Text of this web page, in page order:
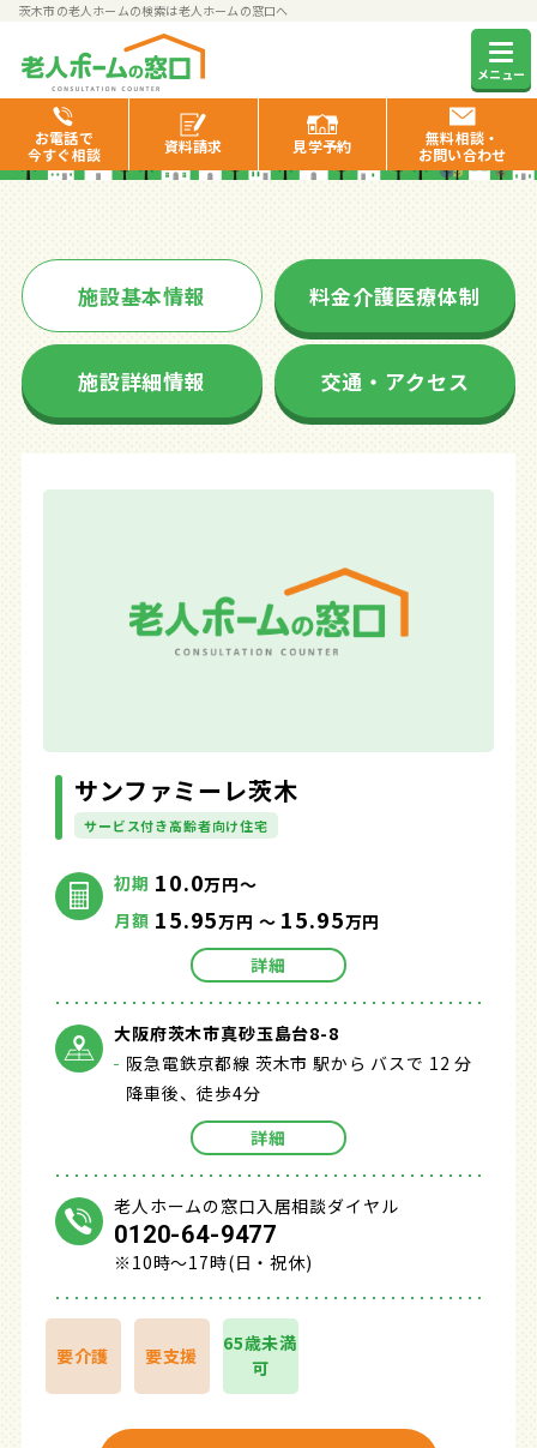
茨木市の老人ホームの検索は老人ホームの窓口へ
メニュー
お電話で
今すぐ相談
資料請求 見学予約
無料相談・
お問い合わせ
サンファミーレ茨木
施設基本情報 料金介護医療体制
施設詳細情報 交通・アクセス
サンファミーレ茨木
サービス付き高齢者向け住宅
初期 10.0万円～
月額 15.95万円 ～ 15.95万円
詳細
大阪府茨木市真砂玉島台8-8
阪急電鉄京都線 茨木市 駅から バスで 12 分
降車後、徒歩4分
詳細
老人ホームの窓口入居相談ダイヤル
0120-64-9477
※10時～17時(日・祝休)
要介護 要支援
65歳未満
可